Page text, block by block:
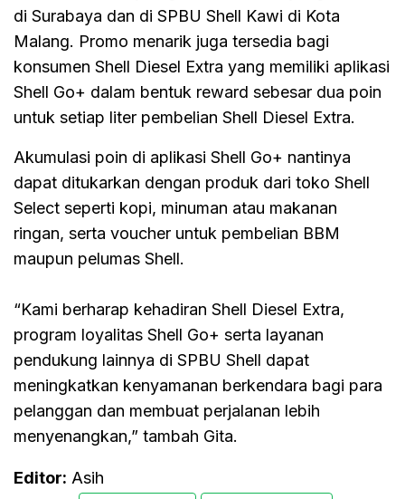
di Surabaya dan di SPBU Shell Kawi di Kota
Malang. Promo menarik juga tersedia bagi
konsumen Shell Diesel Extra yang memiliki aplikasi
Shell Go+ dalam bentuk reward sebesar dua poin
untuk setiap liter pembelian Shell Diesel Extra.
Akumulasi poin di aplikasi Shell Go+ nantinya
dapat ditukarkan dengan produk dari toko Shell
Select seperti kopi, minuman atau makanan
ringan, serta voucher untuk pembelian BBM
maupun pelumas Shell.
“Kami berharap kehadiran Shell Diesel Extra,
program loyalitas Shell Go+ serta layanan
pendukung lainnya di SPBU Shell dapat
meningkatkan kenyamanan berkendara bagi para
pelanggan dan membuat perjalanan lebih
menyenangkan,” tambah Gita.
Editor: Asih